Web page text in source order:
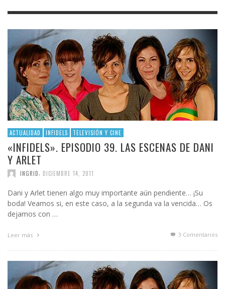
ACTUALIDAD INFIDELS TELEVISIÓN Y CINE
«INFIDELS». EPISODIO 39. LAS ESCENAS DE DANI
Y ARLET
INGRID DICIEMBRE 14, 2011
Dani y Arlet tienen algo muy importante aún pendiente… ¡Su
boda! Veamos si, en este caso, a la segunda va la vencida… Os
dejamos con …
Leer más 3 Comentarios